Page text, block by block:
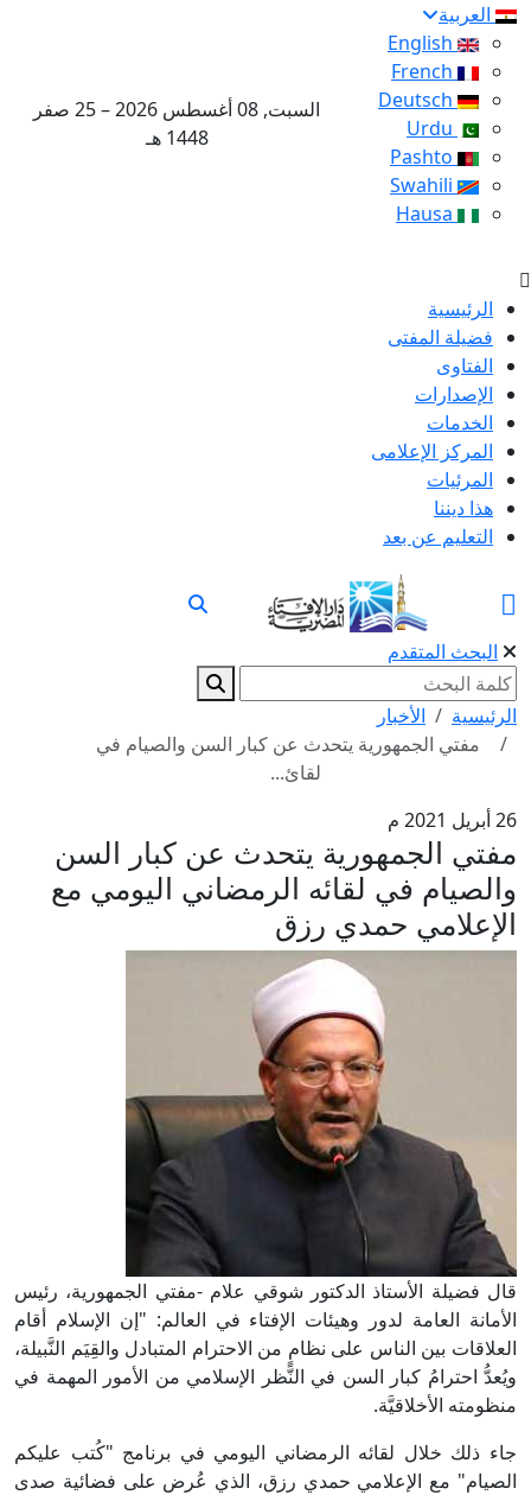
العربية
السبت, 08 أغسطس 2026 – 25 صفر
1448 هـ
الرئيسية
فضيلة المفتى
الفتاوى
الإصدارات
الخدمات
المركز الإعلامى
المرئيات
هذا ديننا
التعليم عن بعد
البحث المتقدم
الرئيسية
الأخبار
مفتي الجمهورية يتحدث عن كبار السن والصيام في
لقائ...
26 أبريل 2021 م
مفتي الجمهورية يتحدث عن كبار السن
والصيام في لقائه الرمضاني اليومي مع
الإعلامي حمدي رزق
قال فضيلة الأستاذ الدكتور شوقي علام -مفتي الجمهورية، رئيس
الأمانة العامة لدور وهيئات الإفتاء في العالم: "إن الإسلام أقام
العلاقات بين الناس على نظامٍ من الاحترام المتبادل والقِيَم النَّبيلة،
ويُعدُّ احترامُ كبار السن في النَّظر الإسلامي من الأمور المهمة في
منظومته الأخلاقيَّة.
جاء ذلك خلال لقائه الرمضاني اليومي في برنامج "كُتب عليكم
الصيام" مع الإعلامي حمدي رزق، الذي عُرض على فضائية صدى